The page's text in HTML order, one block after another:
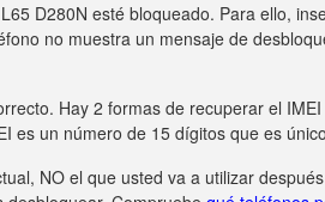
D280N esté bloqueado. Para ello,
no muestra un mensaje de
Hay 2 formas de recuperar el
es un número de 15 dígitos que es
NO el que usted va a utilizar